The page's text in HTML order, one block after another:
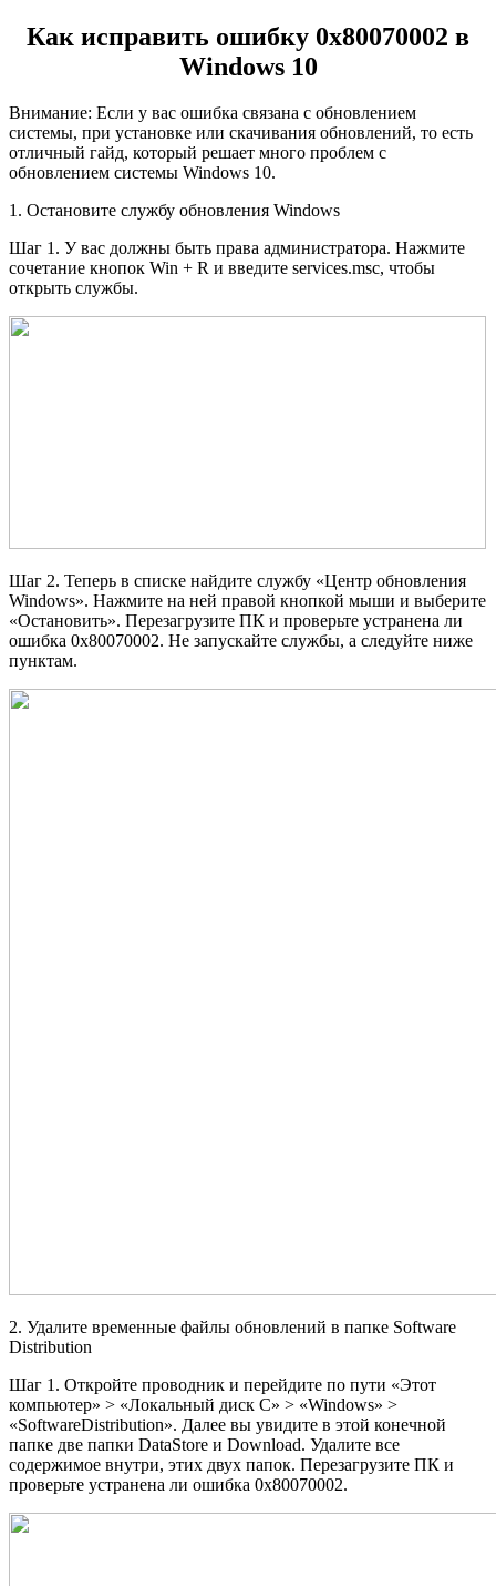
Как исправить ошибку 0x80070002 в
Windows 10
Внимание: Если у вас ошибка связана с обновлением
системы, при установке или скачивания обновлений, то есть
отличный гайд, который решает много проблем с
обновлением системы Windows 10.
1. Остановите службу обновления Windows
Шаг 1. У вас должны быть права администратора. Нажмите
сочетание кнопок Win + R и введите services.msc, чтобы
открыть службы.
Шаг 2. Теперь в списке найдите службу «Центр обновления
Windows». Нажмите на ней правой кнопкой мыши и выберите
«Остановить». Перезагрузите ПК и проверьте устранена ли
ошибка 0x80070002. Не запускайте службы, а следуйте ниже
пунктам.
2. Удалите временные файлы обновлений в папке Software
Distribution
Шаг 1. Откройте проводник и перейдите по пути «Этот
компьютер» > «Локальный диск С» > «Windows» >
«SoftwareDistribution». Далее вы увидите в этой конечной
папке две папки DataStore и Download. Удалите все
содержимое внутри, этих двух папок. Перезагрузите ПК и
проверьте устранена ли ошибка 0x80070002.